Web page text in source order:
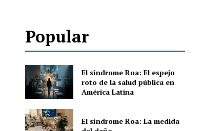
Popular
El síndrome Roa: El espejo
roto de la salud pública en
América Latina
El síndrome Roa: La medida